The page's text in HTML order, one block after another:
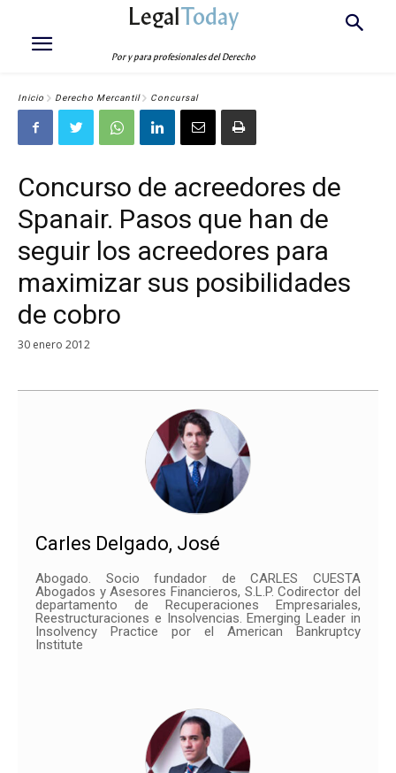
LegalToday
Por y para profesionales del Derecho
Inicio Derecho Mercantil Concursal
Concurso de acreedores de
Spanair. Pasos que han de
seguir los acreedores para
maximizar sus posibilidades
de cobro
30 enero 2012
Carles Delgado, José
Abogado. Socio fundador de CARLES CUESTA
Abogados y Asesores Financieros, S.L.P. Codirector del
departamento de Recuperaciones Empresariales,
Reestructuraciones e Insolvencias. Emerging Leader in
Insolvency Practice por el American Bankruptcy
Institute